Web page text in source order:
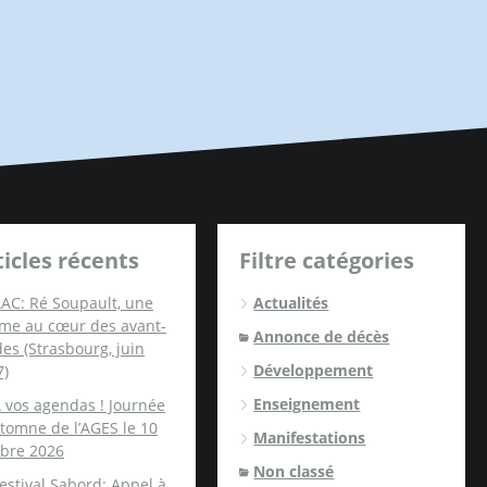
récents
Ré Soupault, une
au cœur des avant-
(Strasbourg, juin
vos agendas ! Journée
de l’AGES le 10
2026
Filtre catégories
Actualités
Annonce de décès
Développement
Enseignement
Manifestations
Non classé